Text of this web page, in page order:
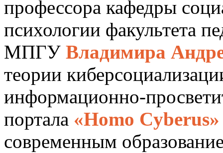
профессора кафедры
психологии факультета
МПГУ Владимира
теории
информационно-
портала «Homo Cyberus»
современным